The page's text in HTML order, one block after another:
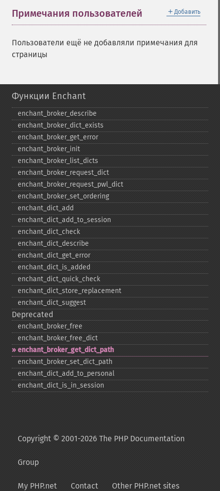
＋ Добавить
Примечания пользователей
Пользователи ещё не добавляли примечания для
страницы
Функции Enchant
enchant_​broker_​describe
enchant_​broker_​dict_​exists
enchant_​broker_​get_​error
enchant_​broker_​init
enchant_​broker_​list_​dicts
enchant_​broker_​request_​dict
enchant_​broker_​request_​pwl_​dict
enchant_​broker_​set_​ordering
enchant_​dict_​add
enchant_​dict_​add_​to_​session
enchant_​dict_​check
enchant_​dict_​describe
enchant_​dict_​get_​error
enchant_​dict_​is_​added
enchant_​dict_​quick_​check
enchant_​dict_​store_​replacement
enchant_​dict_​suggest
Deprecated
enchant_​broker_​free
enchant_​broker_​free_​dict
enchant_​broker_​get_​dict_​path
enchant_​broker_​set_​dict_​path
enchant_​dict_​add_​to_​personal
enchant_​dict_​is_​in_​session
Copyright © 2001-2026 The PHP Documentation
Group
My PHP.net Contact Other PHP.net sites